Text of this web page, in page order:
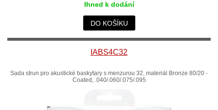
Ihned k dodání
DO KOŠÍKU
IABS4C32
Sada strun pro akustické baskytary s menzurou 32, materiál Bronze 80/20 -
Coated, .040/.060/.075/.095